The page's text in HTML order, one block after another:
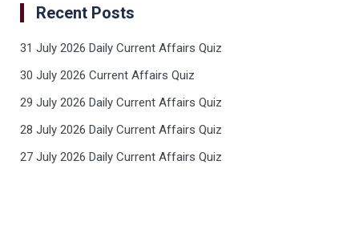
Recent Posts
31 July 2026 Daily Current Affairs Quiz
30 July 2026 Current Affairs Quiz
29 July 2026 Daily Current Affairs Quiz
28 July 2026 Daily Current Affairs Quiz
27 July 2026 Daily Current Affairs Quiz